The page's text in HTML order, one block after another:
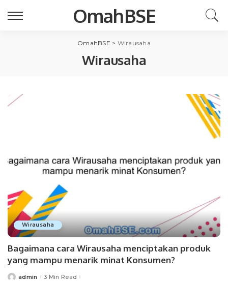
OmahBSE
OmahBSE > Wirausaha
Wirausaha
Wirausaha
Bagaimana cara Wirausaha menciptakan produk
yang mampu menarik minat Konsumen?
Posted
admin 3 Min Read